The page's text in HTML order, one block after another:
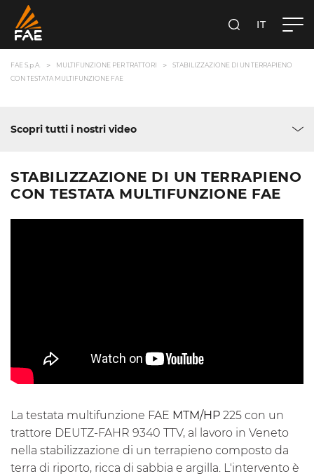
CERCAIT
FAE S.p.A. MULTIFUNZIONE PER TRATTORI
STABILIZZAZIONE DI UN TERRAPIENO
CON TESTATA MULTIFUNZIONE FAE
Scopri tutti i nostri video
STABILIZZAZIONE DI UN TERRAPIENO
CON TESTATA MULTIFUNZIONE FAE
La testata multifunzione FAE MTM/HP 225 con un
trattore DEUTZ-FAHR 9340 TTV, al lavoro in Veneto
nella stabilizzazione di un terrapieno composto da
terra di riporto, ricca di sabbia e argilla. L'intervento è